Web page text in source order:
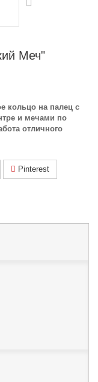
Меч"
кольцо на палец с
и мечами по
отличного
Pinterest